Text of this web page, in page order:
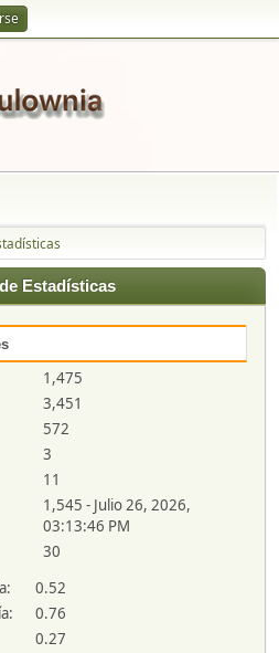
Estadísticas
1,475
3,451
572
3
11
1,545 - Julio 26, 2026,
03:13:46 PM
30
0.52
0.76
0.27